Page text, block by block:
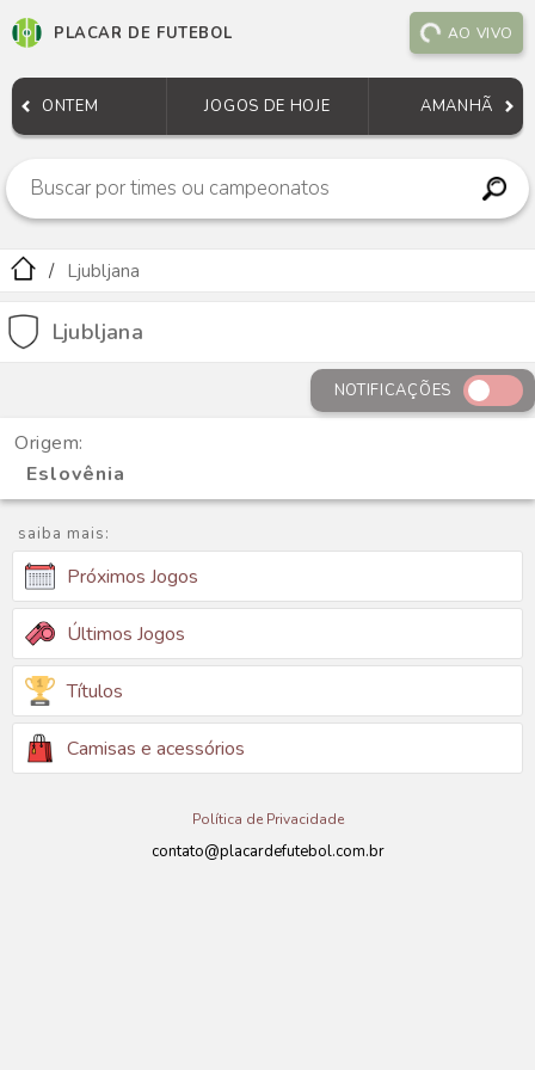
PLACAR DE FUTEBOL AO VIVO
ONTEM JOGOS DE HOJE AMANHÃ
Ljubljana
Ljubljana
NOTIFICAÇÕES
Origem:
Eslovênia
saiba mais:
Próximos Jogos
Últimos Jogos
Títulos
Camisas e acessórios
Política de Privacidade
contato@placardefutebol.com.br